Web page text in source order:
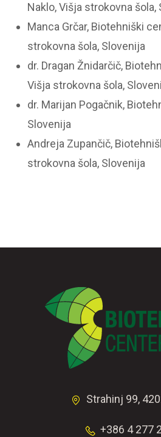
Naklo, Višja strokovna šola,
Manca Grčar, Biotehniški
strokovna šola, Slovenija
dr. Dragan Žnidarčič,
Višja strokovna šola,
dr. Marijan Pogačnik,
Slovenija
Andreja Zupančič,
strokovna šola, Slovenija
Strahinj 99,
+386 4 277